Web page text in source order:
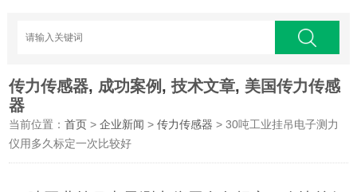
传力传感器, 成功案例,技术文章, 美国传力传感
器
当前位置：首页 >企业新闻 >传力传感器 > 30吨工业挂吊电子测力
仪用多久标定一次比较好